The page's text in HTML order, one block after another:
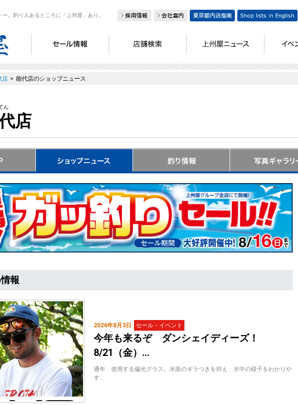
ー。釣り人あるところに「上州屋」あり。
店 > 能代店のショップニュース
ん
店
報
2026年8月3日 セール・イベント
今年も来るぞ ダンシェイディーズ！
8/21（金）…
通年 使用する偏光グラス。水面のギラつきを抑え 水中の様子をわかりや
す…